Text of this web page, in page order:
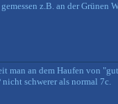
z.B. an der Grünen
man an dem Haufen von
nicht schwerer als normal 7c.